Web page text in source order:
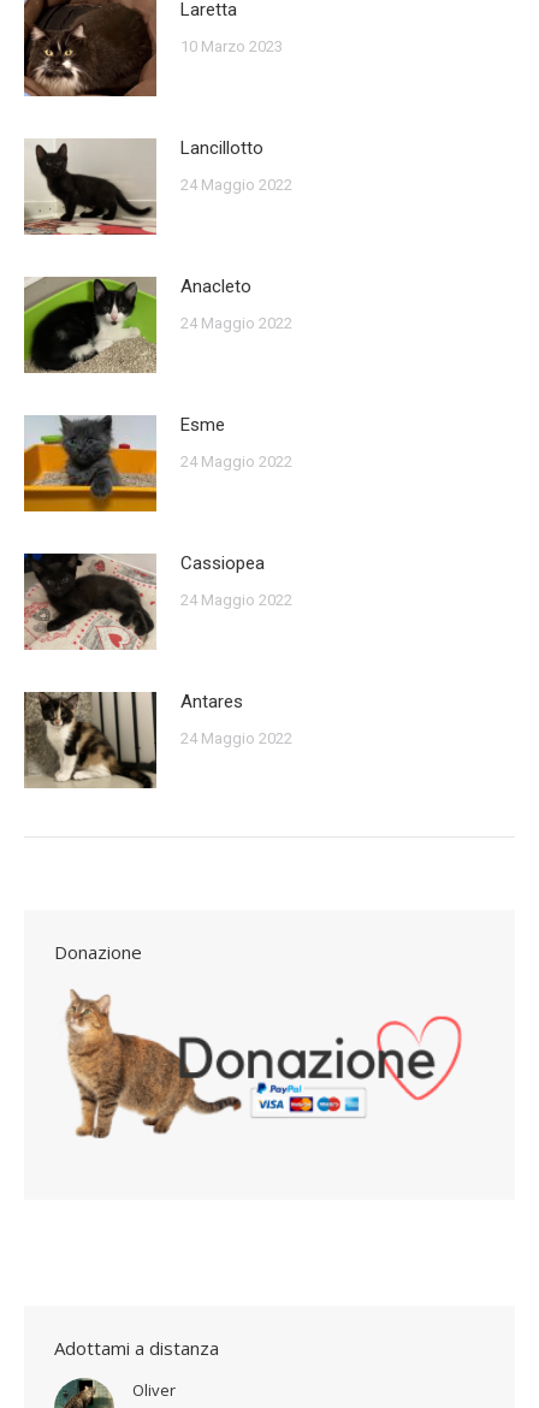
Laretta
10 Marzo 2023
Lancillotto
24 Maggio 2022
Anacleto
24 Maggio 2022
Esme
24 Maggio 2022
Cassiopea
24 Maggio 2022
Antares
24 Maggio 2022
Donazione
Adottami a distanza
Oliver